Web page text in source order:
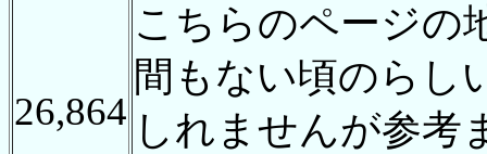
26,864
こちらのページの
間もない頃のらし
しれませんが参